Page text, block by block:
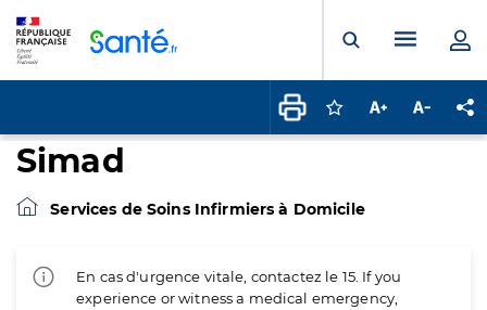
Ouvrir laMenu
Connectez-vous
Augmenter la
Simad
Services de Soins Infirmiers à Domicile
En cas d'urgence vitale, contactez le 15. If you
experience or witness a medical emergency,